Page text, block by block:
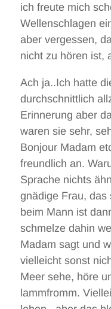
ich freute mich
Wellenschlagen
aber vergessen,
nicht zu hören ist,
Ach ja..Ich hatte
durchschnittlich
Erinnerung aber
waren sie sehr,
Bonjour Madam
freundlich an.
Sprache nichts
gnädige Frau, das
beim Mann ist
schmelze dahin
Madam sagt und
vielleicht sonst
Meer sehe, höre
lammfromm.